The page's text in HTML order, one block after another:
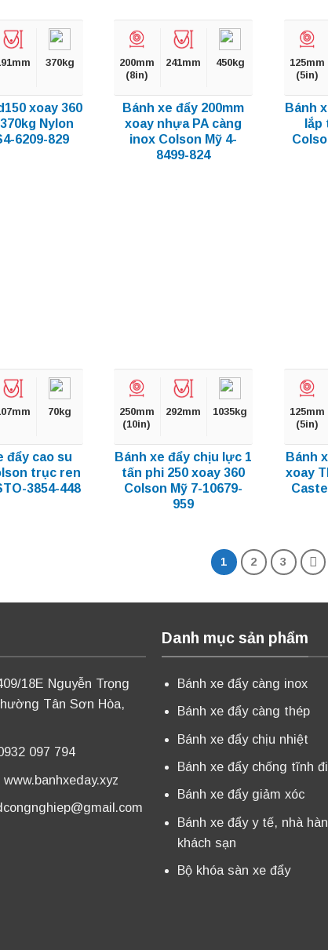
370kg
xoay 360
Nylon
6209-829
200mm
(8in)
241mm 450kg
Bánh xe đẩy 200mm
xoay nhựa PA càng
inox Colson Mỹ 4-
8499-824
125mm
(5in)
Bánh
lắp
70kg
đẩy cao su
trục ren
3854-448
250mm
(10in)
292mm 1035kg
Bánh xe đẩy chịu lực 1
tấn phi 250 xoay 360
Colson Mỹ 7-10679-
959
125mm
(5in)
Bánh
xoay
1 2 3
18E Nguyễn Trọng
Tân Sơn Hòa,
097 794
www.banhxeday.xyz
Danh mục sản phẩm
Bánh xe đẩy càng inox
Bánh xe đẩy càng thép
Bánh xe đẩy chịu nhiệt
Bánh xe đẩy chống tĩnh
Bánh xe đẩy giảm xóc
Bánh xe đẩy y tế, nhà
khách sạn
Bộ khóa sàn xe đẩy